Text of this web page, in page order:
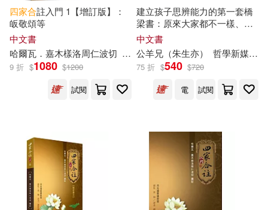
四家合註入門 1【增訂版】：
皈敬頌等
中文書
哈爾瓦．嘉木樣洛周仁波切 釋如行 釋性柏
9 折 $1080 $1200
試閱
建立孩子思辨能力的第一套橋
梁書：原來大家都不一樣、喜
歡就可以帶回家嗎、為什麼要
「合作」、為什麼要感謝別人
(啟動思辨力的37個提問․4冊1
套，附注音&插圖)
中文書
公羊兄（朱生亦）
哲學新媒體
75 折 $540 $720
電
試閱